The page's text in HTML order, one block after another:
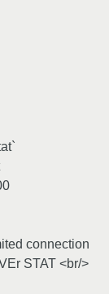
connection
STAT <br/>